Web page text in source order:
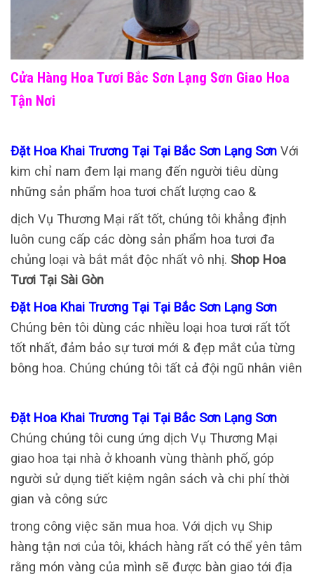
Cửa Hàng Hoa Tươi Bắc Sơn Lạng Sơn Giao Hoa
Tận Nơi
Đặt Hoa Khai Trương Tại Tại Bắc Sơn Lạng Sơn Với
kim chỉ nam đem lại mang đến người tiêu dùng
những sản phẩm hoa tươi chất lượng cao &
dịch Vụ Thương Mại rất tốt, chúng tôi khẳng định
luôn cung cấp các dòng sản phẩm hoa tươi đa
chủng loại và bắt mắt độc nhất vô nhị. Shop Hoa
Tươi Tại Sài Gòn
Đặt Hoa Khai Trương Tại Tại Bắc Sơn Lạng Sơn
Chúng bên tôi dùng các nhiều loại hoa tươi rất tốt
tốt nhất, đảm bảo sự tươi mới & đẹp mắt của từng
bông hoa. Chúng chúng tôi tất cả đội ngũ nhân viên
Đặt Hoa Khai Trương Tại Tại Bắc Sơn Lạng Sơn
Chúng chúng tôi cung ứng dịch Vụ Thương Mại
giao hoa tại nhà ở khoanh vùng thành phố, góp
người sử dụng tiết kiệm ngân sách và chi phí thời
gian và công sức
trong công việc săn mua hoa. Với dịch vụ Ship
hàng tận nơi của tôi, khách hàng rất có thể yên tâm
rằng món vàng của mình sẽ được bàn giao tới địa